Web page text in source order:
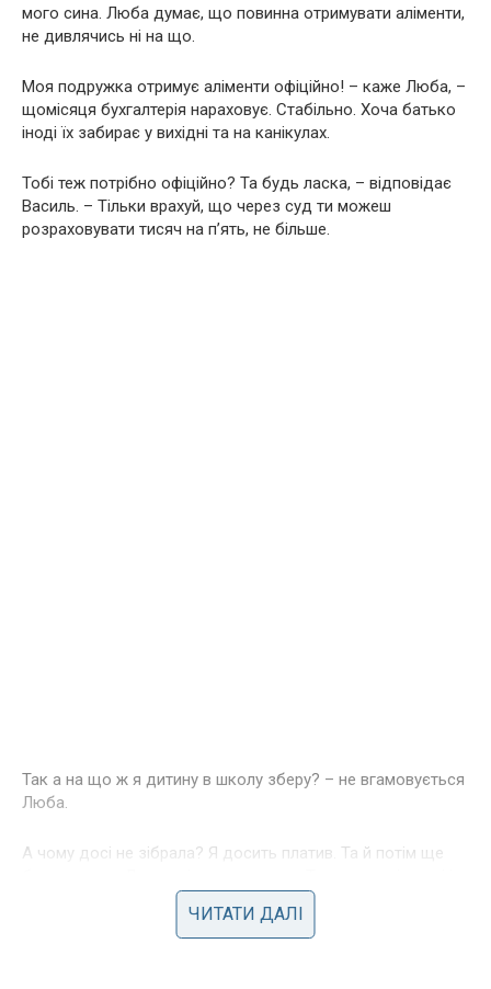
мого сина. Люба думає, що повинна отримувати аліменти,
не дивлячись ні на що.
Моя подружка отримує аліменти офіційно! – каже Люба, –
щомісяця бухгалтерія нараховує. Стабільно. Хоча батько
іноді їх забирає у вихідні та на канікулах.
Тобі теж потрібно офіційно? Та будь ласка, – відповідає
Василь. – Тільки врахуй, що через суд ти можеш
розраховувати тисяч на п’ять, не більше.
Так а на що ж я дитину в школу зберу? – не вгамовується
Люба.
А чому досі не зібрала? Я досить платив. Та й потім ще
ЧИТАТИ ДАЛІ